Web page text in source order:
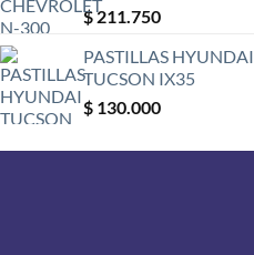
$211.750
PASTILLAS HYUNDAI
TUCSON IX35
$ 130.000